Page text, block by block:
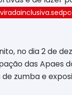
no dia 2 de
das Apaes
de zumba e